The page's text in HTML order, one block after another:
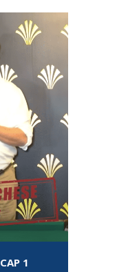
1